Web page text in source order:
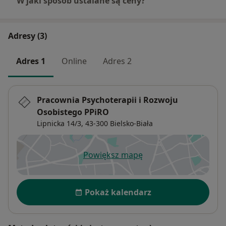
Adresy (3)
Adres 1 Online Adres 2
Pracownia Psychoterapii i Rozwoju
Osobistego PPiRO
Lipnicka 14/3, 43-300 Bielsko-Biała
Powiększ mapęotwiera się w nowej karcie
Dostępność
Pokaż kalendarz